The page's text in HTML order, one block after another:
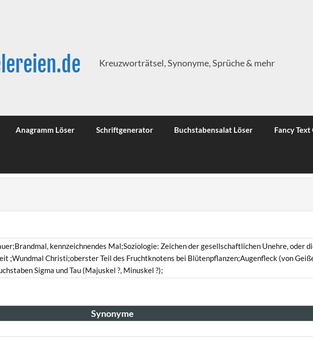
Kreuzworträtsel, Synonyme, Sprüche & mehr
Anagramm Löser Schriftgenerator Buchstabensalat Löser Fancy
kennzeichnendes Mal;Soziologie: Zeichen der gesellschaftlichen Unehre, oder
;Wundmal Christi;oberster Teil des Fruchtknotens bei Blütenpflanzen;Augenfleck (von
Sigma und Tau (Majuskel ?, Minuskel ?);
Synonyme